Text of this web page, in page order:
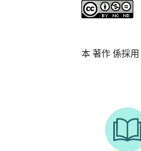
本 著作 係採用